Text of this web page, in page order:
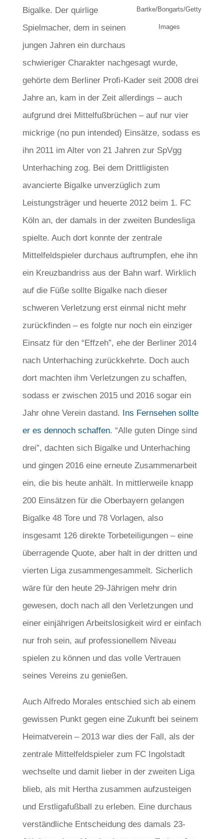
Bartke/Bongarts/Getty
Images
Bigalke. Der quirlige
Spielmacher, dem in seinen
jungen Jahren ein durchaus
schwieriger Charakter nachgesagt wurde,
gehörte dem Berliner Profi-Kader seit 2008 drei
Jahre an, kam in der Zeit allerdings – auch
aufgrund drei Mittelfußbrüchen – auf nur vier
mickrige (no pun intended) Einsätze, sodass es
ihn 2011 im Alter von 21 Jahren zur SpVgg
Unterhaching zog. Bei dem Drittligisten
avancierte Bigalke unverzüglich zum
Leistungsträger und heuerte 2012 beim 1. FC
Köln an, der damals in der zweiten Bundesliga
spielte. Auch dort konnte der zentrale
Mittelfeldspieler durchaus auftrumpfen, ehe ihn
ein Kreuzbandriss aus der Bahn warf. Wirklich
auf die Füße sollte Bigalke nach dieser
schweren Verletzung erst einmal nicht mehr
zurückfinden – es folgte nur noch ein einziger
Einsatz für den “Effzeh”, ehe der Berliner 2014
nach Unterhaching zurückkehrte. Doch auch
dort machten ihm Verletzungen zu schaffen,
sodass er zwischen 2015 und 2016 sogar ein
Jahr ohne Verein dastand. Ins Fernsehen sollte
er es dennoch schaffen. “Alle guten Dinge sind
drei”, dachten sich Bigalke und Unterhaching
und gingen 2016 eine erneute Zusammenarbeit
ein, die bis heute anhält. In mittlerweile knapp
200 Einsätzen für die Oberbayern gelangen
Bigalke 48 Tore und 78 Vorlagen, also
insgesamt 126 direkte Torbeteiligungen – eine
überragende Quote, aber halt in der dritten und
vierten Liga zusammengesammelt. Sicherlich
wäre für den heute 29-Jährigen mehr drin
gewesen, doch nach all den Verletzungen und
einer einjährigen Arbeitslosigkeit wird er einfach
nur froh sein, auf professionellem Niveau
spielen zu können und das volle Vertrauen
seines Vereins zu genießen.
Auch Alfredo Morales entschied sich ab einem
gewissen Punkt gegen eine Zukunft bei seinem
Heimatverein – 2013 war dies der Fall, als der
zentrale Mittelfeldspieler zum FC Ingolstadt
wechselte und damit lieber in der zweiten Liga
blieb, als mit Hertha zusammen aufzusteigen
und Erstligafußball zu erleben. Eine durchaus
verständliche Entscheidung des damals 23-